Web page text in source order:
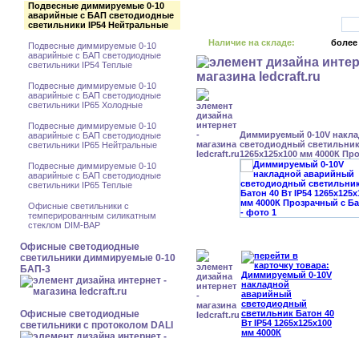
Подвесные диммируемые 0-10
аварийные с БАП светодиодные
светильники IP54 Нейтральные
Подвесные диммируемые 0-10
аварийные с БАП светодиодные
светильники IP54 Теплые
Подвесные диммируемые 0-10
аварийные с БАП светодиодные
светильники IP65 Холодные
Подвесные диммируемые 0-10
аварийные с БАП светодиодные
светильники IP65 Нейтральные
Подвесные диммируемые 0-10
аварийные с БАП светодиодные
светильники IP65 Теплые
Офисные светильники с
темперированным силикатным
стеклом DIM-BAP
Офисные светодиодные
светильники диммируемые 0-10
БАП-3
Офисные светодиодные
светильники с протоколом DALI
Наличие на складе: более
Диммируемый 0-10V
светодиодный
1265x125x100 мм 4000К